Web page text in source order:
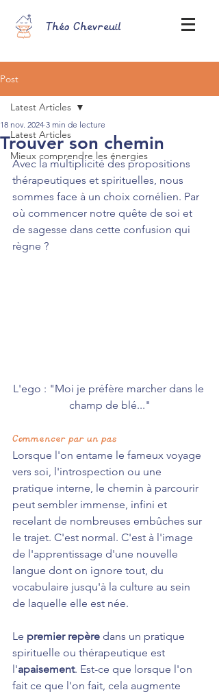
Théo Chevreuil
Post
Latest Articles
Mieux comprendre les énergies
Latest Articles
Trouver son chemin
18 nov. 2024 3 min de lecture
Avec la multiplicité des propositions
thérapeutiques et spirituelles, nous
sommes face à un choix cornélien. Par
où commencer notre quête de soi et
de sagesse dans cette confusion qui
règne ?
L'ego : "Moi je préfère marcher dans le
champ de blé..."
Commencer par un pas
Lorsque l'on entame le fameux voyage
vers soi, l'introspection ou une
pratique interne, le chemin à parcourir
peut sembler immense, infini et
recelant de nombreuses embûches sur
le trajet. C'est normal. C'est à l'image
de l'apprentissage d'une nouvelle
langue dont on ignore tout, du
vocabulaire jusqu'à la culture au sein
de laquelle elle est née.
Le premier repère dans un pratique
spirituelle ou thérapeutique est
l'apaisement. Est-ce que lorsque l'on
fait ce que l'on fait, cela augmente